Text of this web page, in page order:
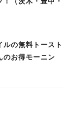
ルの無料トースト
のお得モーニン